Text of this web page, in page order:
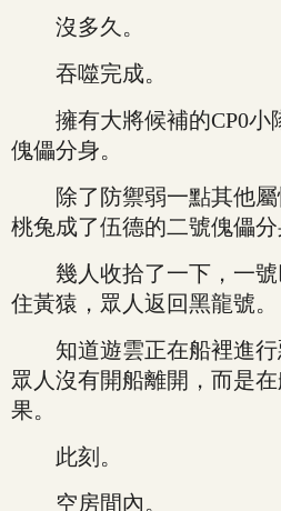
沒多久。
吞噬完成。
擁有大將候補的CP0小
傀儡分身。
除了防禦弱一點其他屬
桃兔成了伍德的二號傀儡分
幾人收拾了一下，一號
住黃猿，眾人返回黑龍號。
知道遊雲正在船裡進行
眾人沒有開船離開，而是
果。
此刻。
空房間內。